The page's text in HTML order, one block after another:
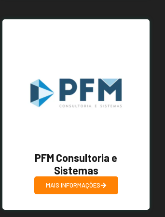
PFM Consultoria e
Sistemas
MAIS INFORMAÇÕES